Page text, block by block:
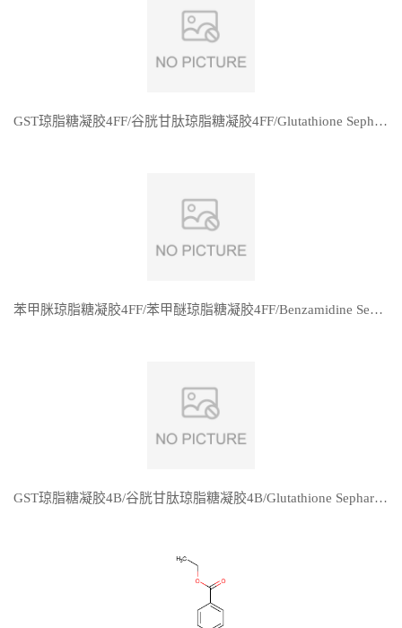
GST琼脂糖凝胶4FF/谷胱甘肽琼脂糖凝胶4FF/Glutathione Sepharose 4FF
苯甲脒琼脂糖凝胶4FF/苯甲醚琼脂糖凝胶4FF/Benzamidine Sepharose 4 Fast Flow (high sub)
GST琼脂糖凝胶4B/谷胱甘肽琼脂糖凝胶4B/Glutathione Sepharose 4B